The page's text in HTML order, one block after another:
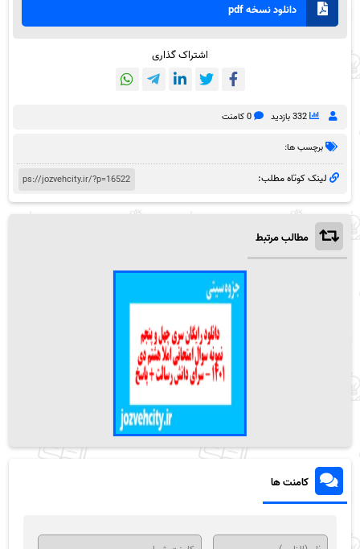
دانلود نسخه pdf
اشتراک گذاری
332 بازدید 0 کامنت
برچسب ها:
لینک کوتاه مطلب:
مطالب مرتبط
کامنت ها